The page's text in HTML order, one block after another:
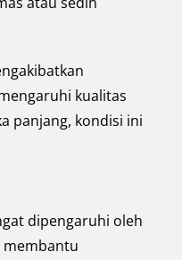
kualitas
panjang, kondisi ini
dipengaruhi oleh